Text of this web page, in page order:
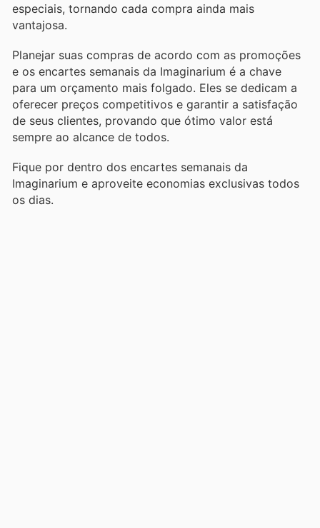
especiais, tornando cada compra ainda mais
vantajosa.
Planejar suas compras de acordo com as promoções
e os encartes semanais da Imaginarium é a chave
para um orçamento mais folgado. Eles se dedicam a
oferecer preços competitivos e garantir a satisfação
de seus clientes, provando que ótimo valor está
sempre ao alcance de todos.
Fique por dentro dos encartes semanais da
Imaginarium e aproveite economias exclusivas todos
os dias.